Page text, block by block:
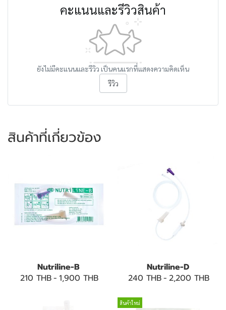
คะแนนและรีวิวสินค้า
ยังไม่มีคะแนนและรีวิว เป็นคนแรกที่แสดงความคิดเห็น
รีวิว
สินค้าที่เกี่ยวข้อง
Nutriline-B
210 THB- 1,900 THB
Nutriline-D
240 THB- 2,200 THB
สินค้าใหม่